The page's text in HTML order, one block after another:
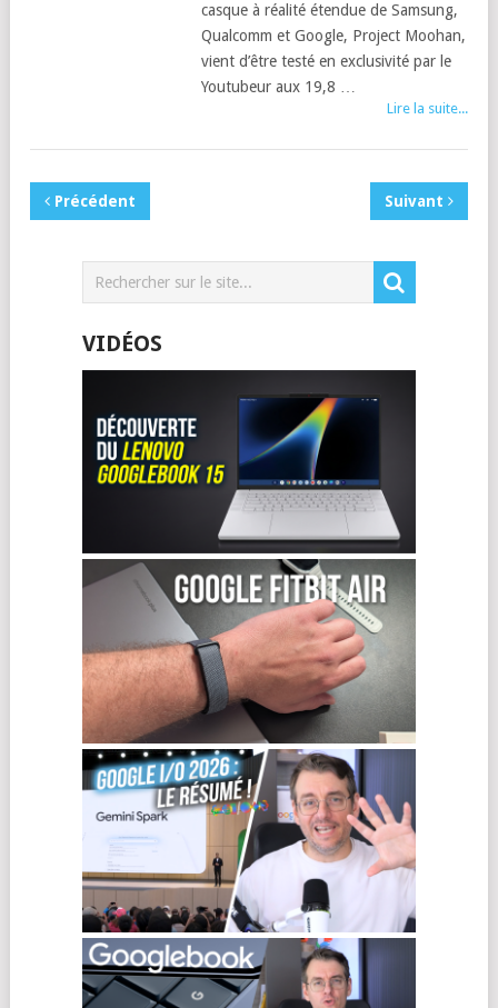
casque à réalité étendue de Samsung,
Qualcomm et Google, Project Moohan,
vient d’être testé en exclusivité par le
Youtubeur aux 19,8 …
Lire la suite...
Précédent Suivant
VIDÉOS